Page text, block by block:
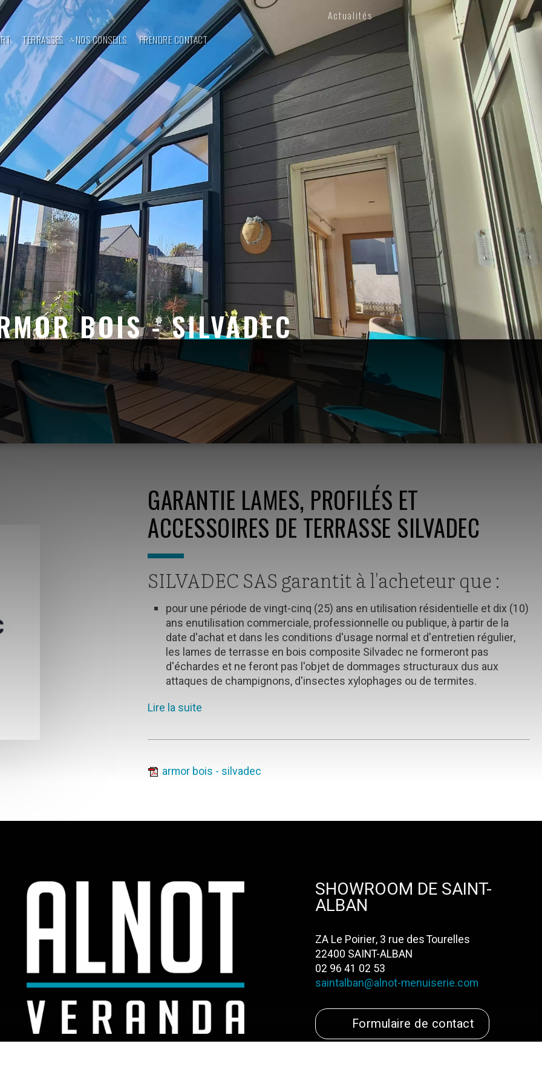
Actualités
TERRASSES NOS CONSEILS PRENDRE CONTACT
BOIS - SILVADEC
GARANTIE LAMES, PROFILÉS ET
ACCESSOIRES DE TERRASSE SILVADEC
SILVADEC SAS garantit à l'acheteur que :
pour une période de vingt-cinq (25) ans en utilisation résidentielle et dix (10)
ans enutilisation commerciale, professionnelle ou publique, à partir de la
date d'achat et dans les conditions d'usage normal et d'entretien régulier,
les lames de terrasse en bois composite Silvadec ne formeront pas
d'échardes et ne feront pas l'objet de dommages structuraux dus aux
attaques de champignons, d'insectes xylophages ou de termites.
Lire la suite
armor bois - silvadec
SHOWROOM DE SAINT-
ALBAN
ZA Le Poirier, 3 rue des Tourelles
22400 SAINT-ALBAN
02 96 41 02 53
saintalban@alnot-menuiserie.com
Formulaire de contact